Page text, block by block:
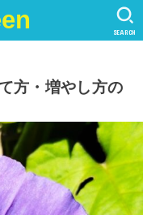
SEARCH
方・増やし方の